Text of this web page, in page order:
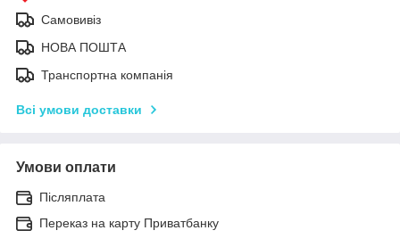
Самовивіз
НОВА ПОШТА
Транспортна компанія
Всі умови доставки
Умови оплати
Післяплата
Переказ на карту Приватбанку